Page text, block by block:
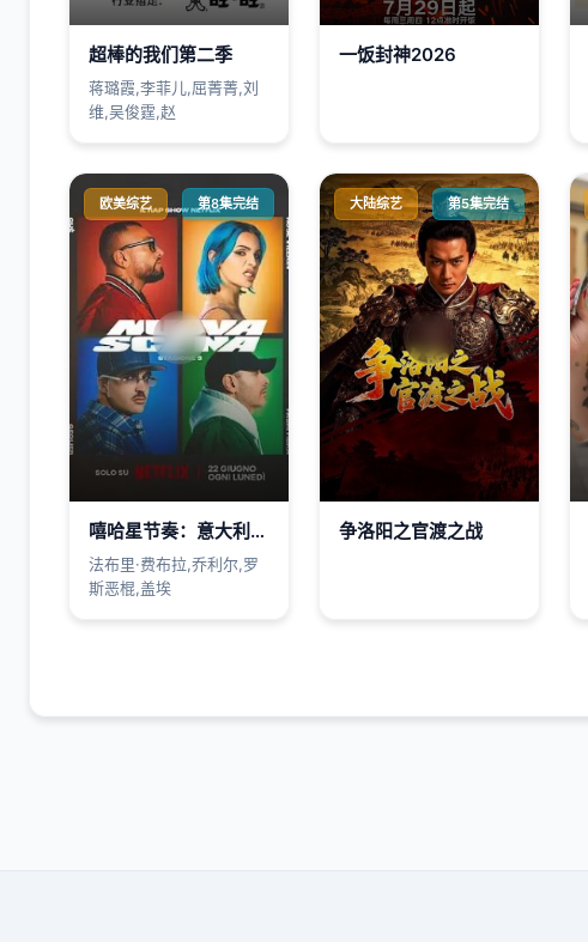
超棒的我们第二季​
蒋璐霞,李菲儿,屈菁菁,刘
维,吴俊霆,赵
一饭封神2026
欧美综艺 第8集完结
嘻哈星节奏：意大利篇第三季
法布里·费布拉,乔利尔,罗
斯恶棍,盖埃
大陆综艺 第5集完结
争洛阳之官渡之战